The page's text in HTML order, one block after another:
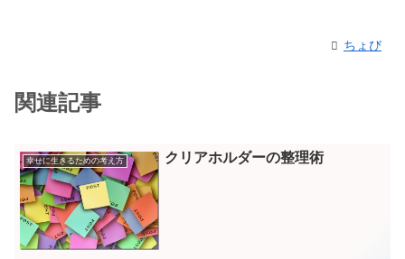
ちょび
関連記事
幸せに生きるための考え方 クリアホルダーの整理術